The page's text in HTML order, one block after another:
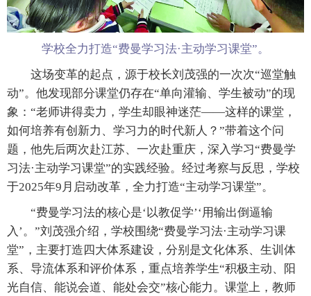
学校全力打造“费曼学习法·主动学习课堂”。
这场变革的起点，源于校长刘茂强的一次次“巡堂触
动”。他发现部分课堂仍存在“单向灌输、学生被动”的现
象：“老师讲得卖力，学生却眼神迷茫——这样的课堂，
如何培养有创新力、学习力的时代新人？”带着这个问
题，他先后两次赴江苏、一次赴重庆，深入学习“费曼学
习法·主动学习课堂”的实践经验。经过考察与反思，学校
于2025年9月启动改革，全力打造“主动学习课堂”。
“费曼学习法的核心是‘以教促学’‘用输出倒逼输
入’。”刘茂强介绍，学校围绕“费曼学习法·主动学习课
堂”，主要打造四大体系建设，分别是文化体系、生训体
系、导流体系和评价体系，重点培养学生“积极主动、阳
光自信、能说会道、能处会交”核心能力。课堂上，教师